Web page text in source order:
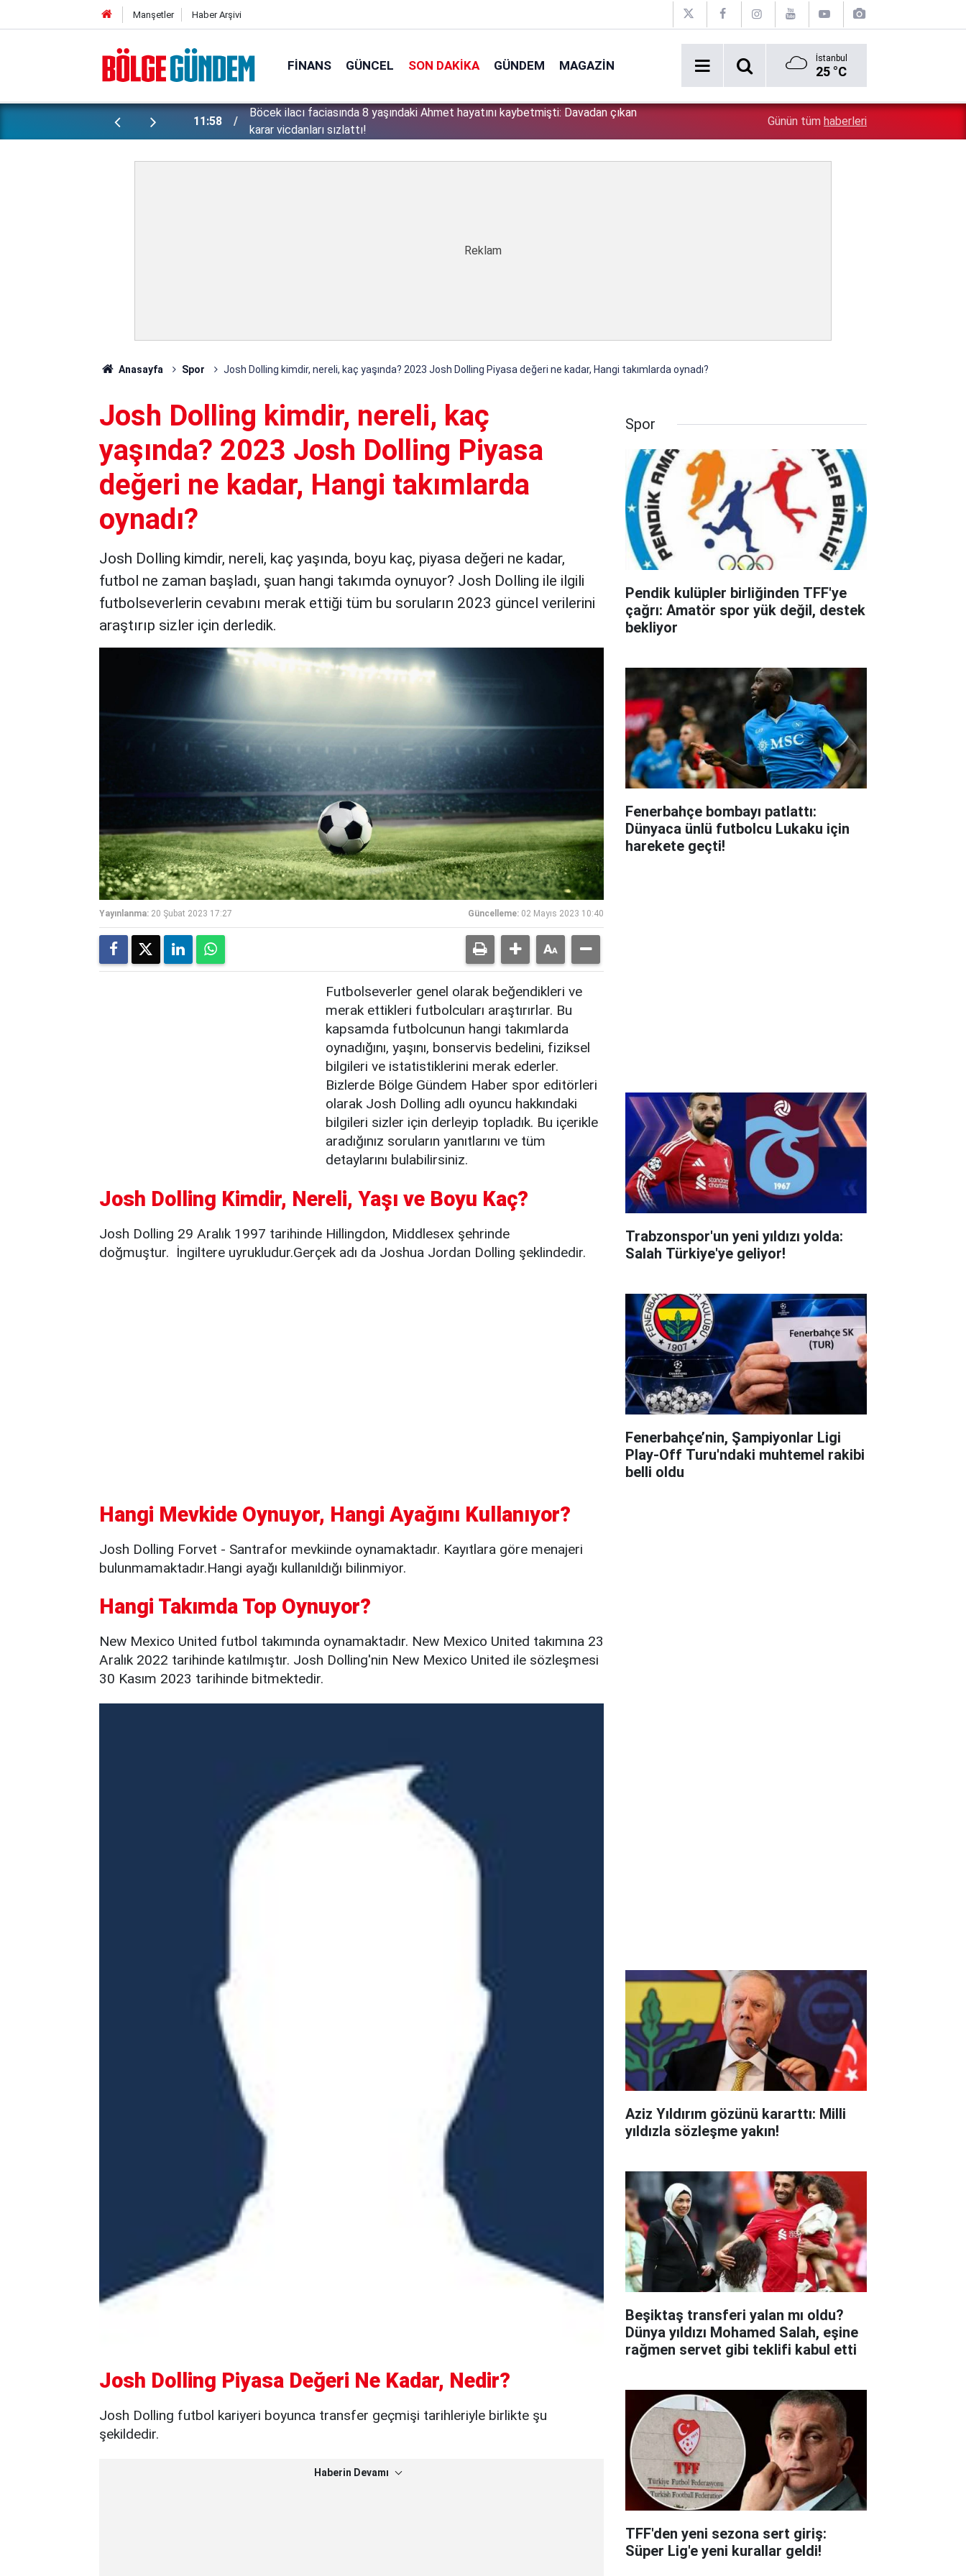
Manşetler Haber Arşivi
FINANS GÜNCEL SON DAKIKA GÜNDEM MAGAZIN İstanbul
25 °C
sözler: Yüzümü sadece... 11:58
Böcek ilacı faciasında 8 yaşındaki Ahmet hayatını kaybetmişti: Davadan çıkan
karar vicdanları sızlattı!
''Çözülmemiş dosya kalmayacak'' demişti: Bakan
ölümünü mercek altına aldı!
Günün tüm haberleri
Anasayfa Spor Josh Dolling kimdir, nereli, kaç yaşında? 2023 Josh Dolling Piyasa değeri ne kadar, Hangi takımlarda oynadı?
Josh Dolling kimdir, nereli, kaç
yaşında? 2023 Josh Dolling Piyasa
değeri ne kadar, Hangi takımlarda
oynadı?
Josh Dolling kimdir, nereli, kaç yaşında, boyu kaç, piyasa değeri ne kadar,
futbol ne zaman başladı, şuan hangi takımda oynuyor? Josh Dolling ile ilgili
futbolseverlerin cevabını merak ettiği tüm bu soruların 2023 güncel verilerini
araştırıp sizler için derledik.
Yayınlanma: 20 Şubat 2023 17:27 Güncelleme: 02 Mayıs 2023 10:40
Futbolseverler genel olarak beğendikleri ve
merak ettikleri futbolcuları araştırırlar. Bu
kapsamda futbolcunun hangi takımlarda
oynadığını, yaşını, bonservis bedelini, fiziksel
bilgileri ve istatistiklerini merak ederler.
Bizlerde Bölge Gündem Haber spor editörleri
olarak Josh Dolling adlı oyuncu hakkındaki
bilgileri sizler için derleyip topladık. Bu içerikle
aradığınız soruların yanıtlarını ve tüm
detaylarını bulabilirsiniz.
Josh Dolling Kimdir, Nereli, Yaşı ve Boyu Kaç?
Josh Dolling 29 Aralık 1997 tarihinde Hillingdon, Middlesex şehrinde
doğmuştur. İngiltere uyrukludur.Gerçek adı da Joshua Jordan Dolling şeklindedir.
Hangi Mevkide Oynuyor, Hangi Ayağını Kullanıyor?
Josh Dolling Forvet - Santrafor mevkiinde oynamaktadır. Kayıtlara göre menajeri
bulunmamaktadır.Hangi ayağı kullanıldığı bilinmiyor.
Hangi Takımda Top Oynuyor?
New Mexico United futbol takımında oynamaktadır. New Mexico United takımına 23
Aralık 2022 tarihinde katılmıştır. Josh Dolling'nin New Mexico United ile sözleşmesi
30 Kasım 2023 tarihinde bitmektedir.
Josh Dolling Piyasa Değeri Ne Kadar, Nedir?
Josh Dolling futbol kariyeri boyunca transfer geçmişi tarihleriyle birlikte şu
şekildedir.
Haberin Devamı
Spor
Pendik kulüpler birliğinden TFF'ye
çağrı: Amatör spor yük değil, destek
bekliyor
Fenerbahçe bombayı patlattı:
Dünyaca ünlü futbolcu Lukaku için
harekete geçti!
Trabzonspor'un yeni yıldızı yolda:
Salah Türkiye'ye geliyor!
Fenerbahçe’nin, Şampiyonlar Ligi
Play-Off Turu'ndaki muhtemel rakibi
belli oldu
Aziz Yıldırım gözünü kararttı: Milli
yıldızla sözleşme yakın!
Beşiktaş transferi yalan mı oldu?
Dünya yıldızı Mohamed Salah, eşine
rağmen servet gibi teklifi kabul etti
TFF'den yeni sezona sert giriş:
Süper Lig'e yeni kurallar geldi!